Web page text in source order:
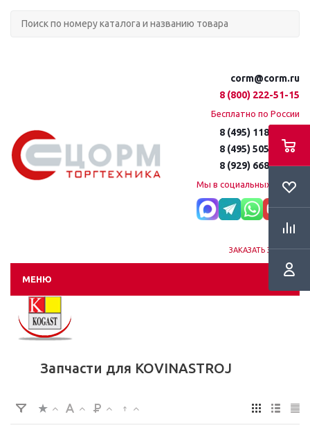
corm@corm.ru
8 (800) 222-51-15
Бесплатно по России
8 (495) 118-61-16
8 (495) 505-51-15
8 (929) 668-95-35
Мы в социальных сетях:
ЗАКАЗАТЬ ЗВОНОК
МЕНЮ
Запчасти для KOVINASTROJ